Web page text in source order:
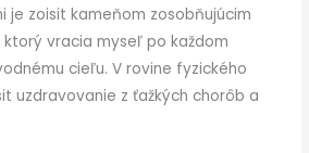
je zoisit kameňom zosobňujúcim
vracia myseľ po každom
cieľu. V rovine fyzického
uzdravovanie z ťažkých chorôb a